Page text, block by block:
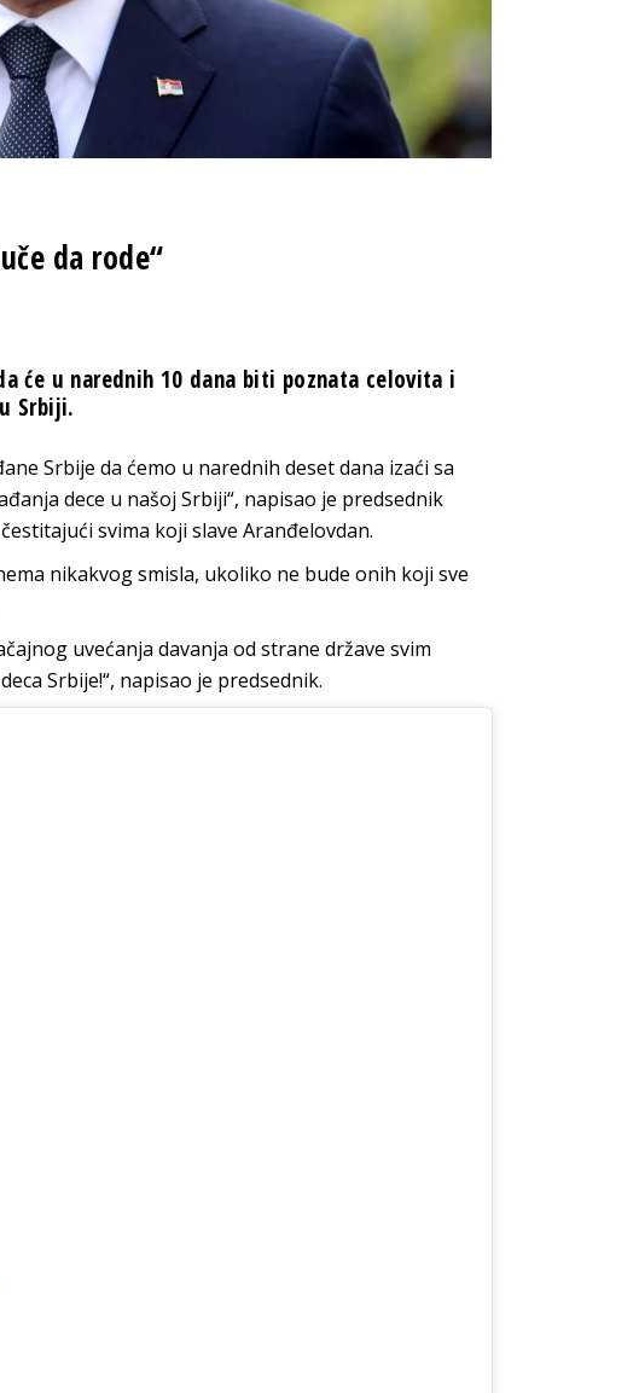
da rode“
će u narednih 10 dana biti poznata celovita i
Srbiji.
Srbije da ćemo u narednih deset dana izaći sa
dece u našoj Srbiji“, napisao je predsednik
svima koji slave Aranđelovdan.
nikakvog smisla, ukoliko ne bude onih koji sve
uvećanja davanja od strane države svim
Srbije!“, napisao je predsednik.